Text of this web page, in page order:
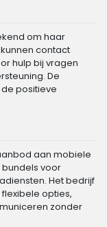
om haar
contact
hulp bij vragen
De
positieve
aan mobiele
voor
Het bedrijf
opties,
zonder